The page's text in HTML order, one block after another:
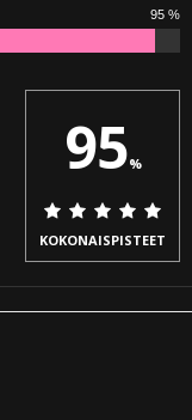
95 %
95%
KOKONAISPISTEET